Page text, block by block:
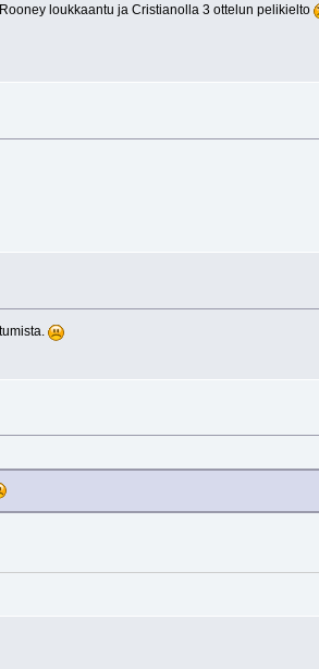
loukkaantu ja Cristianolla 3 ottelun pelikielto